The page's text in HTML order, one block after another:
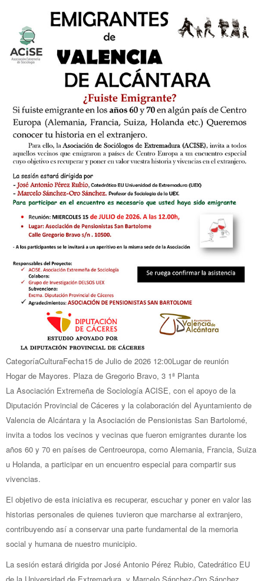
CategoríaCulturaFecha15 de Julio de 2026 12:00Lugar de reunión
Hogar de Mayores. Plaza de Gregorio Bravo, 3 1ª Planta
La Asociación Extremeña de Sociología ACISE, con el apoyo de la
Diputación Provincial de Cáceres y la colaboración del Ayuntamiento de
Valencia de Alcántara y la Asociación de Pensionistas San Bartolomé,
invita a todos los vecinos y vecinas que fueron emigrantes durante los
años 60 y 70 en países de Centroeuropa, como Alemania, Francia, Suiza
u Holanda, a participar en un encuentro especial para compartir sus
vivencias.
El objetivo de esta iniciativa es recuperar, escuchar y poner en valor las
historias personales de quienes tuvieron que marcharse al extranjero,
contribuyendo así a conservar una parte fundamental de la memoria
social y humana de nuestro municipio.
La sesión estará dirigida por José Antonio Pérez Rubio, Catedrático EU